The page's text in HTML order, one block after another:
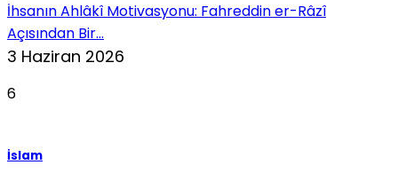
İhsanın Ahlâkî Motivasyonu: Fahreddin er-Râzî
Açısından Bir...
3 Haziran 2026
6
İslam